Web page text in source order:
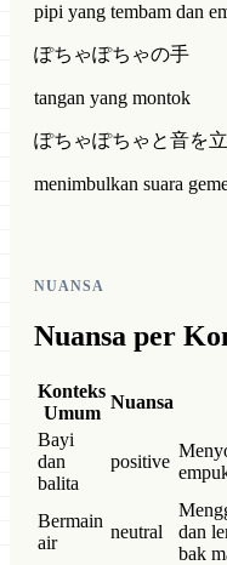
pipi yang tembam dan
ぽちゃぽちゃの手
tangan yang montok
ぽちゃぽちゃと音を
menimbulkan suara
NUANSA
Nuansa per
Konteks
Umum
Nuansa
Bayi
dan
balita
positive
Bermain
air
neutral
dan
bak